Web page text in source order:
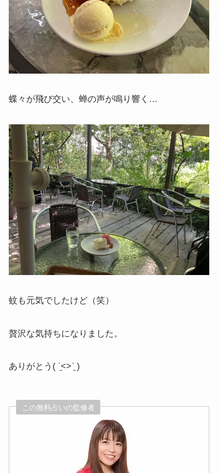
蝶々が飛び交い、蝉の声が鳴り響く…
蚊も元気でしたけど（笑）
贅沢な気持ちになりました。
ありがとう( ˊ̱˂˃ˋ̱ )
この無料占いの監修者